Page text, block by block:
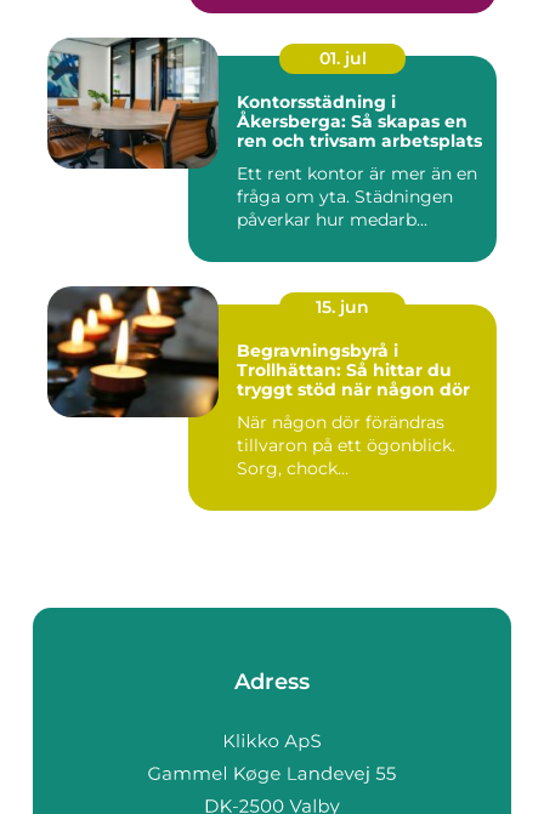
01. jul
Kontorsstädning i
Åkersberga: Så skapas en
ren och trivsam arbetsplats
Ett rent kontor är mer än en
fråga om yta. Städningen
påverkar hur medarb...
15. jun
Begravningsbyrå i
Trollhättan: Så hittar du
tryggt stöd när någon dör
När någon dör förändras
tillvaron på ett ögonblick.
Sorg, chock...
Adress